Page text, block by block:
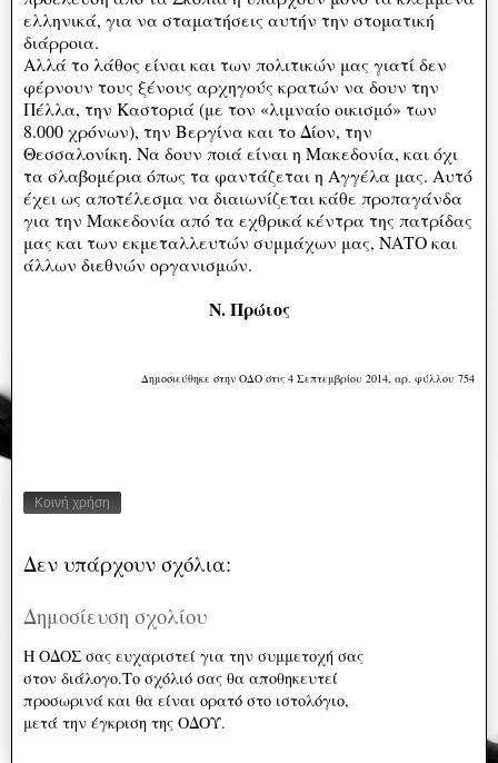
ελληνικά, για να σταματήσεις αυτήν την στοματική
διάρροια.
Αλλά το λάθος είναι και των πολιτικών μας γιατί δεν
φέρνουν τους ξένους αρχηγούς κρατών να δουν την
Πέλλα, την Καστοριά (με τον «λιμναίο οικισμό» των
8.000 χρόνων), την Βεργίνα και το Δίον, την
Θεσσαλονίκη. Να δουν ποιά είναι η Μακεδονία, και όχι
τα σλαβομέρια όπως τα φαντάζεται η Αγγέλα μας. Αυτό
έχει ως αποτέλεσμα να διαιωνίζεται κάθε προπαγάνδα
για την Μακεδονία από τα εχθρικά κέντρα της πατρίδας
μας και των εκμεταλλευτών συμμάχων μας, ΝΑΤΟ και
άλλων διεθνών οργανισμών.
Ν. Πρώιος
Δημοσιεύθηκε στην ΟΔΟ στις 4 Σεπτεμβρίου 2014, αρ. φύλλου 754
Κοινή χρήση
Δεν υπάρχουν σχόλια:
Δημοσίευση σχολίου
Η ΟΔΟΣ σας ευχαριστεί για την συμμετοχή σας
στον διάλογο.Το σχόλιό σας θα αποθηκευτεί
προσωρινά και θα είναι ορατό στο ιστολόγιο,
μετά την έγκριση της ΟΔΟΥ.